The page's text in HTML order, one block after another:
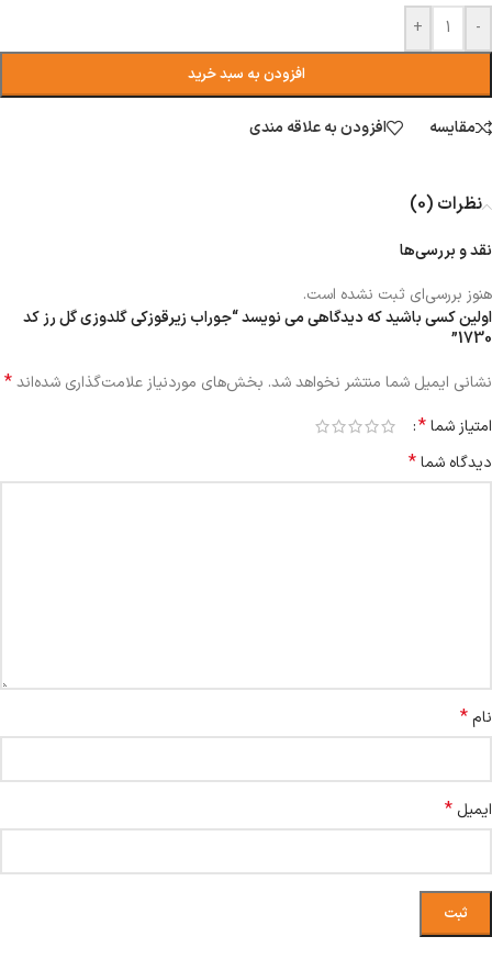
-
+
افزودن به سبد خرید
مقایسه افزودن به علاقه مندی
نظرات (0)
نقد و بررسی‌ها
هنوز بررسی‌ای ثبت نشده است.
اولین کسی باشید که دیدگاهی می نویسد “جوراب زیرقوزکی گلدوزی گل رز کد
1730”
نشانی ایمیل شما منتشر نخواهد شد. بخش‌های موردنیاز علامت‌گذاری شده‌اند*
امتیاز شما*
دیدگاه شما*
نام*
ایمیل *